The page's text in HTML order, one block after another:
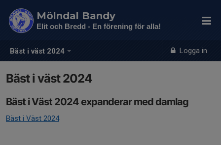
Bäst i väst 2024 Logga in
Mölndal Bandy
Elit och Bredd - En förening för alla!
Bäst i väst 2024
Bäst i Väst 2024 expanderar med damlag
Bäst i Väst 2024